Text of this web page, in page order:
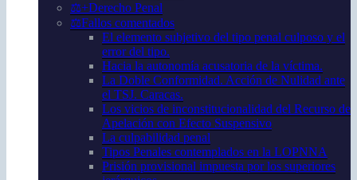
⚖️+Derecho Penal
⚖️Fallos comentados
El elemento subjetivo del tipo penal culposo y el
error del tipo.
Hacia la autonomía acusatoria de la víctima.
La Doble Conformidad. Acción de Nulidad ante
el TSJ. Caracas.
Los vicios de inconstitucionalidad del Recurso de
Apelación con Efecto Suspensivo
La culpabilidad penal
Tipos Penales contemplados en la LOPNNA
Prisión provisional impuesta por los superiores